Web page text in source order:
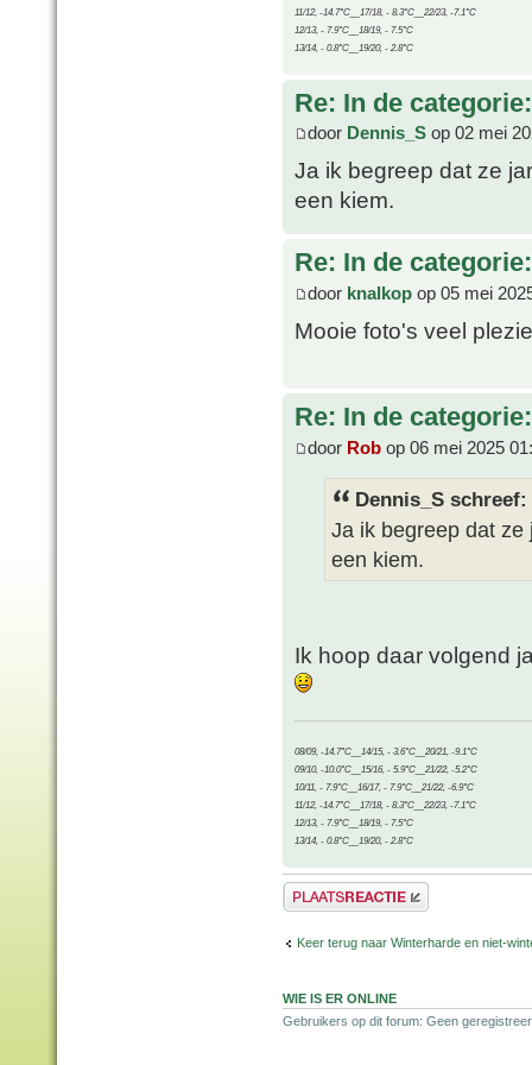
11/12, -14.7°C__17/18, - 8.3°C__22/23, -7.1°C
12/13, - 7.9°C__18/19, - 7.5°C
13/14, - 0.8°C__19/20, - 2.8°C
Re: In de
door Dennis_S op 02 mei
Ja ik begreep dat ze
een kiem.
Re: In de
door knalkop op 05 mei
Mooie foto's veel
Re: In de
door Rob op 06 mei 2025
Dennis_S schreef:
Ja ik begreep dat
een kiem.
Ik hoop daar volgend
08/09, -14.7°C__14/15, - 3.6°C__20/21, -9.1°C
09/10, -10.0°C__15/16, - 5.9°C__21/22, -5.2°C
10/11, - 7.9°C__16/17, - 7.9°C__21/22, -6.9°C
11/12, -14.7°C__17/18, - 8.3°C__22/23, -7.1°C
12/13, - 7.9°C__18/19, - 7.5°C
13/14, - 0.8°C__19/20, - 2.8°C
Plaats een reactie
Keer terug naar Winterharde en niet-
WIE IS ER ONLINE
Gebruikers op dit forum: Geen